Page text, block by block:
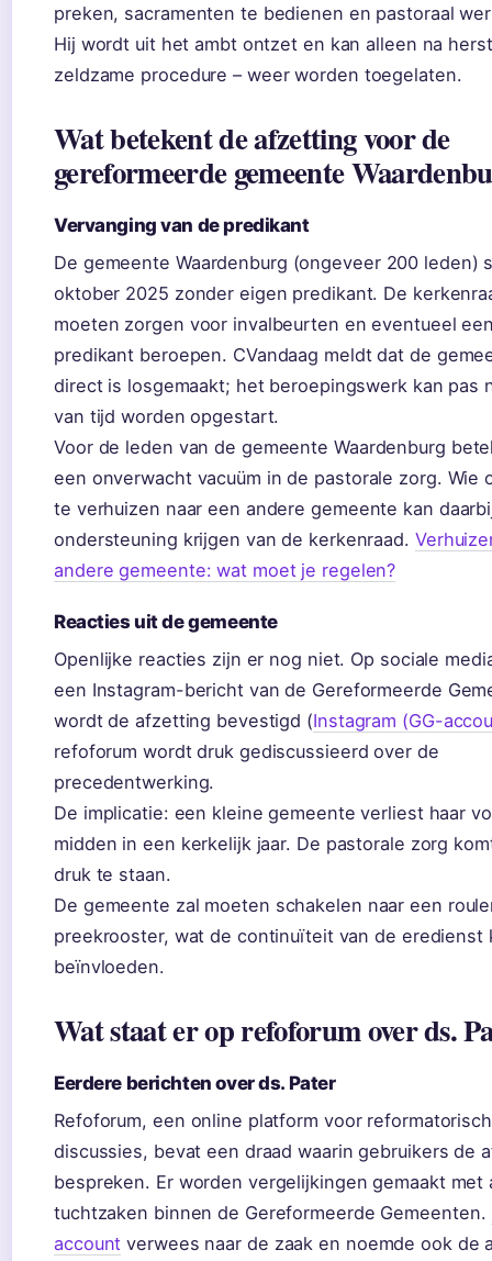
preken, sacramenten te bedienen en pastoraal
Hij wordt uit het ambt ontzet en kan alleen na
zeldzame procedure – weer worden toegelaten.
Wat betekent de afzetting voor de
gereformeerde gemeente
Vervanging van de predikant
De gemeente Waardenburg (ongeveer 200 leden)
oktober 2025 zonder eigen predikant. De
moeten zorgen voor invalbeurten en eventueel
predikant beroepen. CVandaag meldt dat de
direct is losgemaakt; het beroepingswerk kan pas
van tijd worden opgestart.
Voor de leden van de gemeente Waardenburg
een onverwacht vacuüm in de pastorale zorg. Wie
te verhuizen naar een andere gemeente kan
ondersteuning krijgen van de kerkenraad.
andere gemeente: wat moet je regelen?
Reacties uit de gemeente
Openlijke reacties zijn er nog niet. Op sociale
een Instagram-bericht van de Gereformeerde
wordt de afzetting bevestigd (Instagram (GG-
refoforum wordt druk gediscussieerd over de
precedentwerking.
De implicatie: een kleine gemeente verliest haar
midden in een kerkelijk jaar. De pastorale zorg
druk te staan.
De gemeente zal moeten schakelen naar een
preekrooster, wat de continuïteit van de eredienst
beïnvloeden.
Wat staat er op refoforum over ds.
Eerdere berichten over ds. Pater
Refoforum, een online platform voor
discussies, bevat een draad waarin gebruikers de
bespreken. Er worden vergelijkingen gemaakt met
tuchtzaken binnen de Gereformeerde Gemeenten.
account verwees naar de zaak en noemde ook de